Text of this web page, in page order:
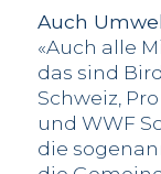
Auch
«Auch alle
das sind
Schweiz,
und WWF
die